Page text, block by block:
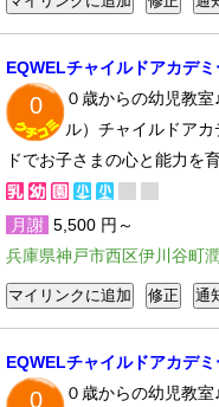
EQWELチャイルドアカデ
0
０歳からの幼児教
ル）チャイルドア
ドでお子さまの心と能力を
月謝 5,500 円～
兵庫県神戸市西区伊川谷町
EQWELチャイルドアカデ
0
０歳からの幼児教